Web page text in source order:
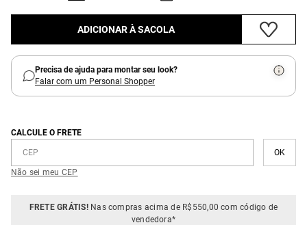
ADICIONAR À SACOLA
Precisa de ajuda para montar seu look?
Falar com um Personal Shopper
CALCULE O FRETE
Não sei meu CEP
FRETE GRÁTIS!Nas compras acima de R$550,00 com código de
vendedora*